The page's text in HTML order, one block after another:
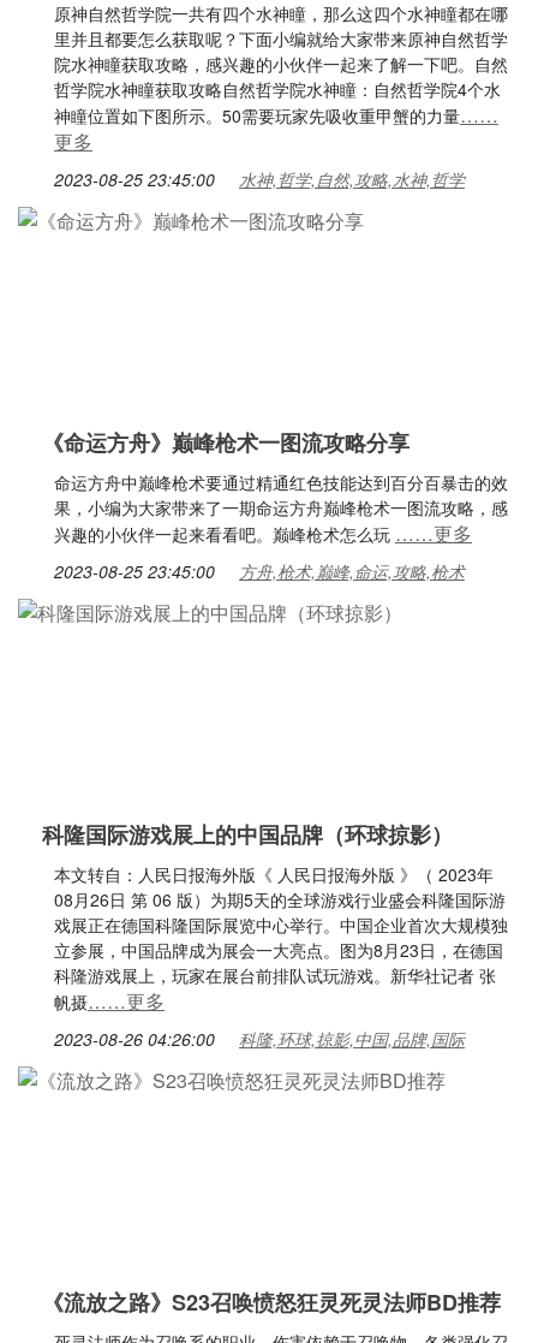
原神自然哲学院一共有四个水神瞳，那么这四个水神瞳都在哪
里并且都要怎么获取呢？下面小编就给大家带来原神自然哲学
院水神瞳获取攻略，感兴趣的小伙伴一起来了解一下吧。自然
哲学院水神瞳获取攻略自然哲学院水神瞳：自然哲学院4个水
神瞳位置如下图所示。50需要玩家先吸收重甲蟹的力量……
更多
2023-08-25 23:45:00 水神,哲学,自然,攻略,水神,哲学
《命运方舟》巅峰枪术一图流攻略分享
命运方舟中巅峰枪术要通过精通红色技能达到百分百暴击的效
果，小编为大家带来了一期命运方舟巅峰枪术一图流攻略，感
兴趣的小伙伴一起来看看吧。巅峰枪术怎么玩 ……更多
2023-08-25 23:45:00 方舟,枪术,巅峰,命运,攻略,枪术
科隆国际游戏展上的中国品牌（环球掠影）
本文转自：人民日报海外版《 人民日报海外版 》（ 2023年
08月26日 第 06 版）为期5天的全球游戏行业盛会科隆国际游
戏展正在德国科隆国际展览中心举行。中国企业首次大规模独
立参展，中国品牌成为展会一大亮点。图为8月23日，在德国
科隆游戏展上，玩家在展台前排队试玩游戏。新华社记者 张
帆摄……更多
2023-08-26 04:26:00 科隆,环球,掠影,中国,品牌,国际
《流放之路》S23召唤愤怒狂灵死灵法师BD推荐